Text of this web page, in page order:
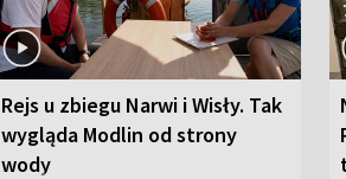
Rejs u zbiegu Narwi i Wisły. Tak
wygląda Modlin od strony
wody